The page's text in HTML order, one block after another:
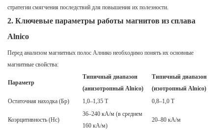
стратегии смягчения последствий для повышения их полезности.
2. Ключевые параметры работы магнитов из сплава
Alnico
Перед анализом магнитных полос Алнико необходимо понять их основные
магнитные свойства:
Параметр
Типичный диапазон
(анизотропный Alnico)
Типичный диапазон
(изотропный Alnico)
Остаточная находка (Бр)
1,0–1,35 Т 0,8–1,0 Т
Коэрцитивность (Hc)
36–240 кА/м (в среднем
160 кА/м)
20–80 кА/м